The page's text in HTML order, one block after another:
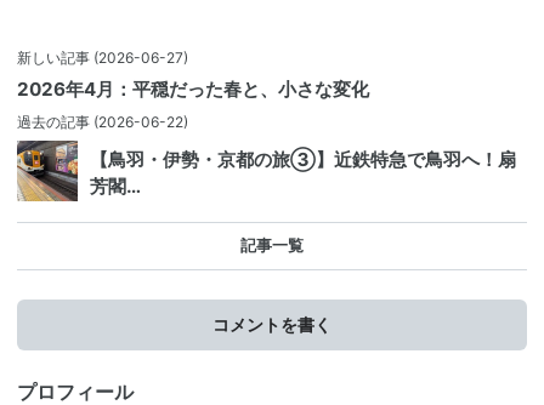
新しい記事 (2026-06-27)
2026年4月：平穏だった春と、小さな変化
過去の記事 (2026-06-22)
【鳥羽・伊勢・京都の旅③】近鉄特急で鳥羽へ！扇
芳閣…
記事一覧
コメントを書く
プロフィール